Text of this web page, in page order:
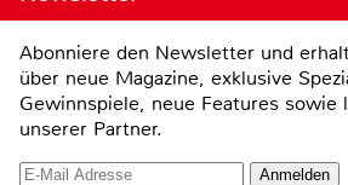
Abonniere den Newsletter und
über neue Magazine, exklusive
Gewinnspiele, neue Features
unserer Partner.